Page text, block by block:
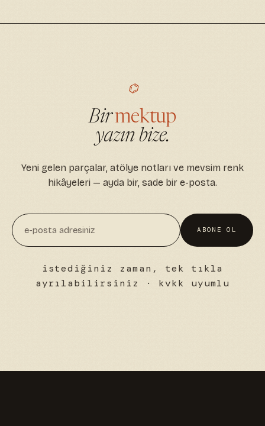
⌬
Birmektup
yazın bize.
Yeni gelen parçalar, atölye notları ve mevsim renk
hikâyeleri — ayda bir, sade bir e-posta.
ABONE OL
istediğiniz zaman, tek tıkla
ayrılabilirsiniz · kvkk uyumlu